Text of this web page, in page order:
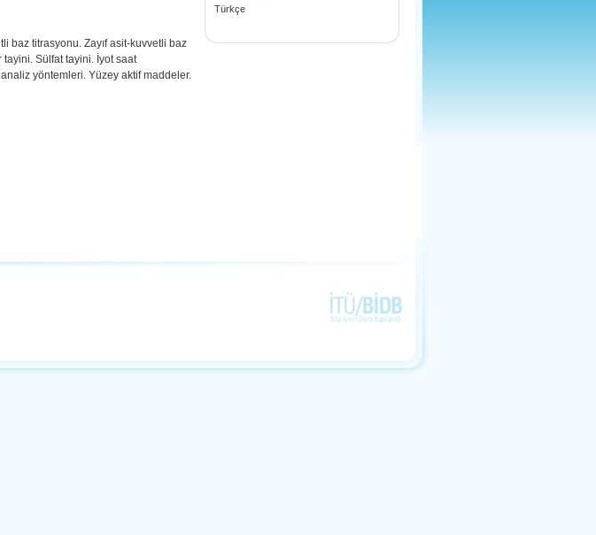
baz titrasyonu. Zayıf asit-kuvvetli baz
tayini. Sülfat tayini. İyot saat
yöntemleri. Yüzey aktif maddeler.
Türkçe